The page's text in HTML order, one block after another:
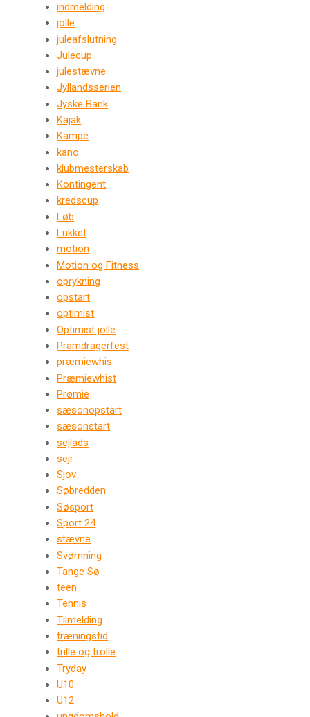
indmelding
jolle
juleafslutning
Julecup
julestævne
Jyllandsserien
Jyske Bank
Kajak
Kampe
kano
klubmesterskab
Kontingent
kredscup
Løb
Lukket
motion
Motion og Fitness
oprykning
opstart
optimist
Optimist jolle
Pramdragerfest
præmiewhis
Præmiewhist
Prømie
sæsonopstart
sæsonstart
sejlads
sejr
Sjov
Søbredden
Søsport
Sport 24
stævne
Svømning
Tange Sø
teen
Tennis
Tilmelding
træningstid
trille og trolle
Tryday
U10
U12